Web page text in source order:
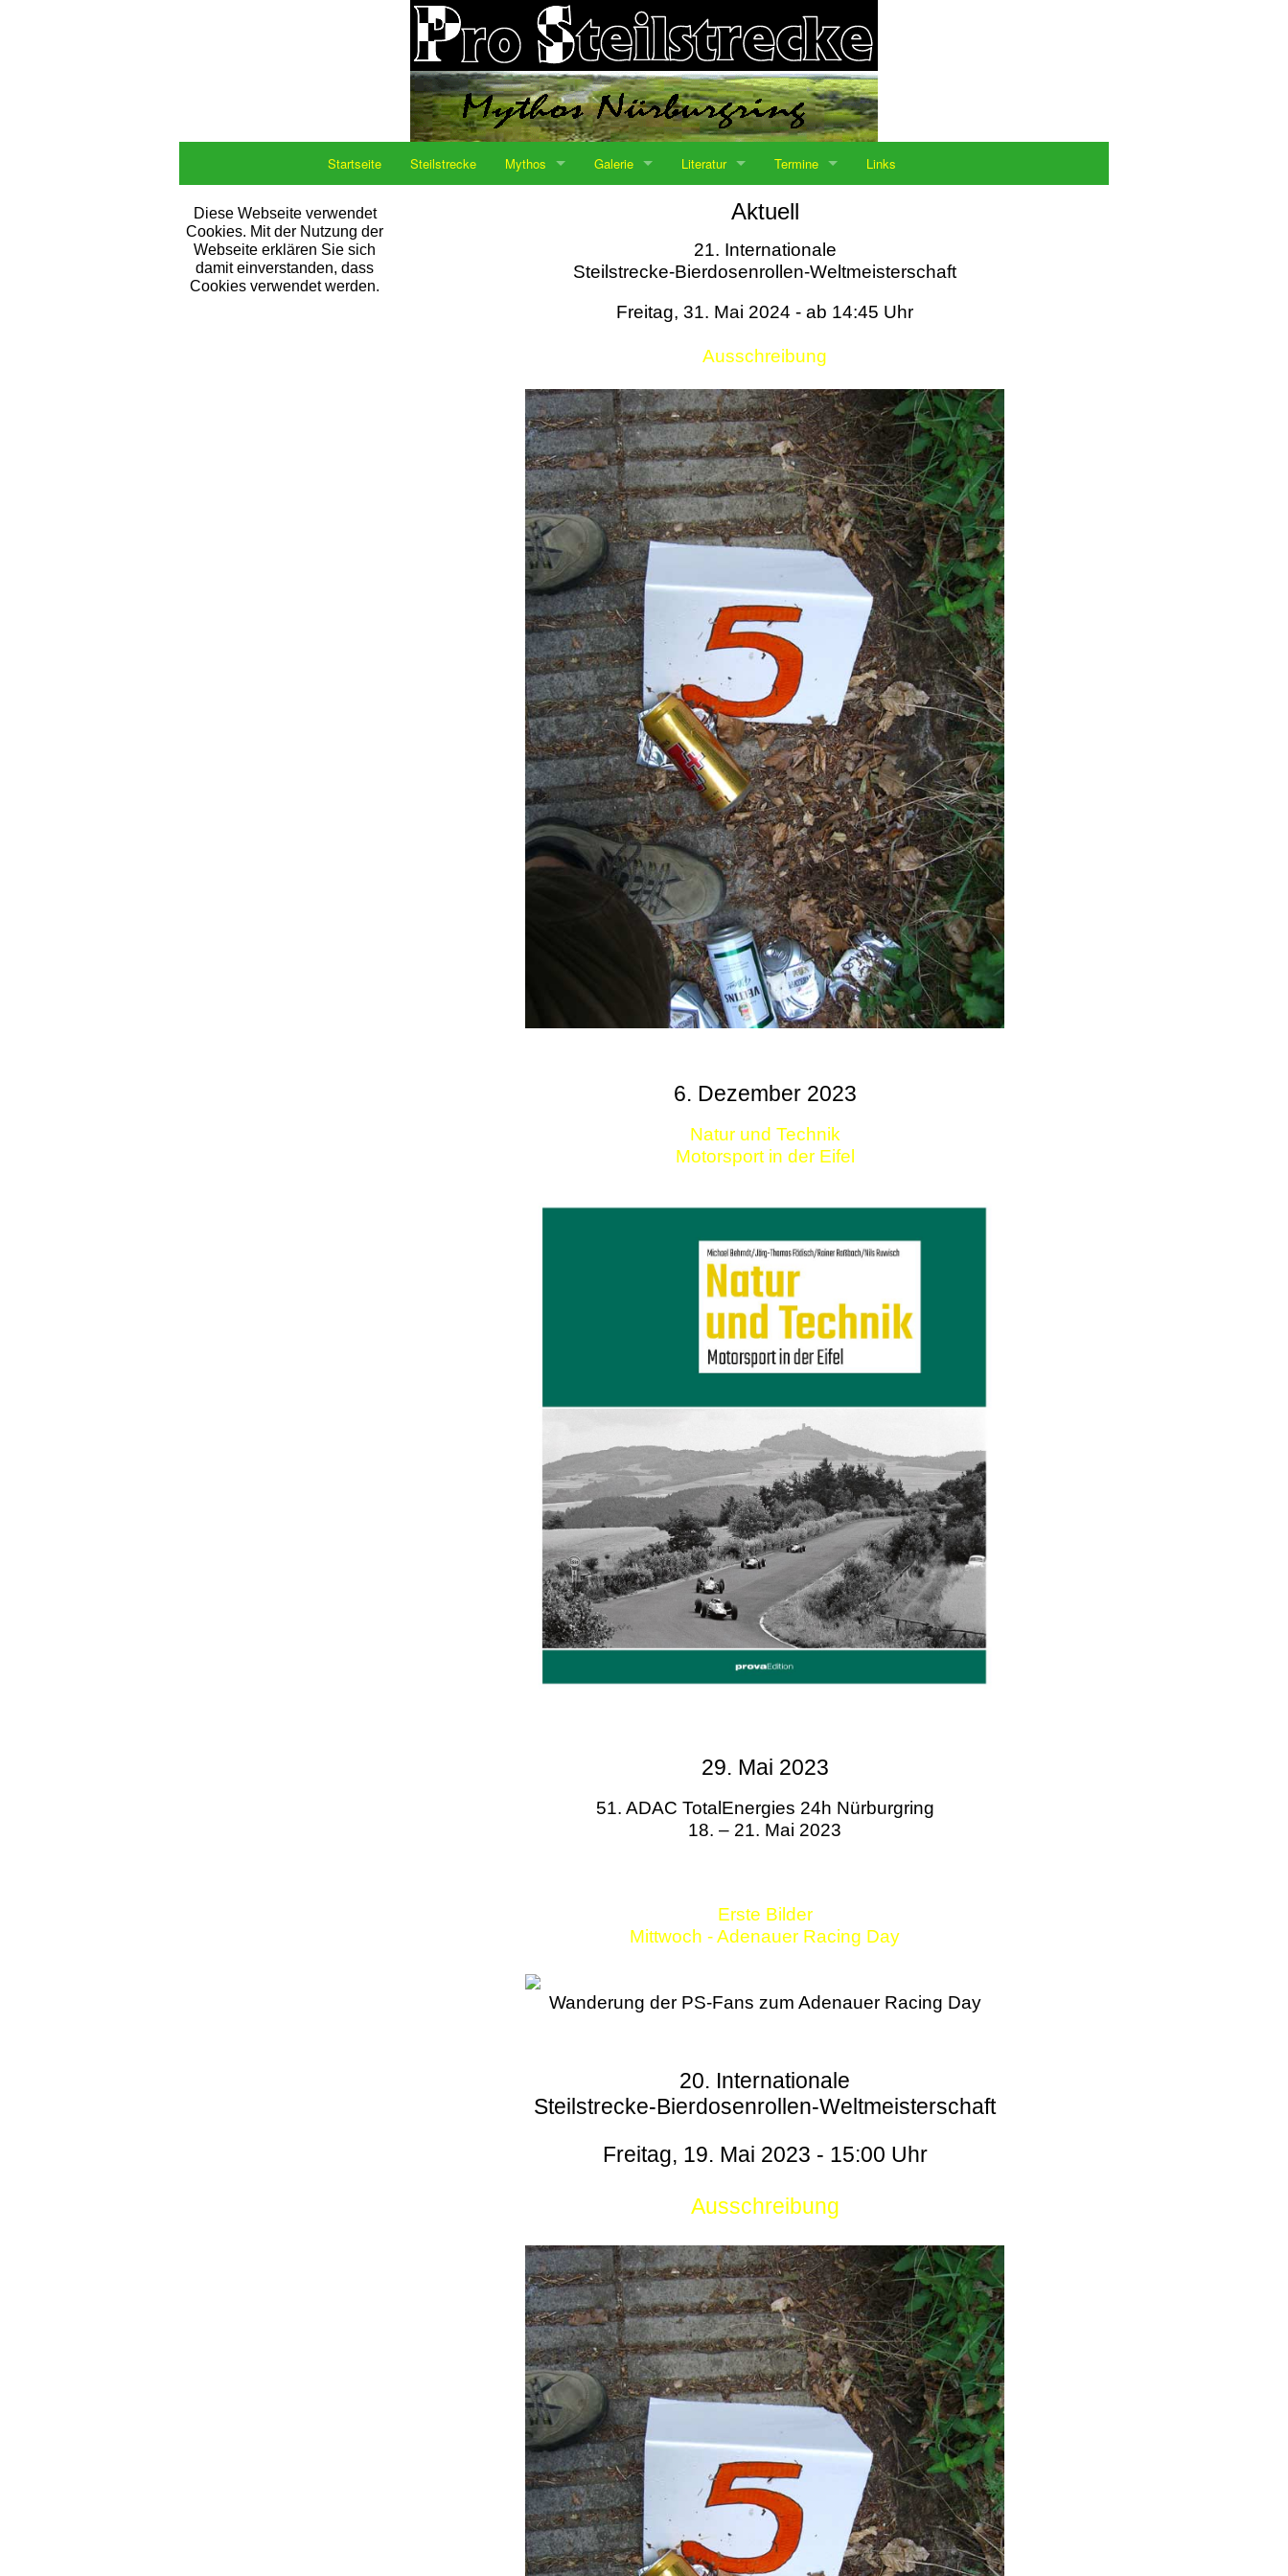
Startseite Steilstrecke Mythos Galerie Literatur Termine Links
Diese Webseite verwendet
Cookies. Mit der Nutzung der
Webseite erklären Sie sich
damit einverstanden, dass
Cookies verwendet werden.
Aktuell
21. Internationale
Steilstrecke-Bierdosenrollen-Weltmeisterschaft
Freitag, 31. Mai 2024 - ab 14:45 Uhr
Ausschreibung
6. Dezember 2023
Natur und Technik
Motorsport in der Eifel
29. Mai 2023
51. ADAC TotalEnergies 24h Nürburgring
18. – 21. Mai 2023
Erste Bilder
Mittwoch - Adenauer Racing Day
Wanderung der PS-Fans zum Adenauer Racing Day
20. Internationale
Steilstrecke-Bierdosenrollen-Weltmeisterschaft
Freitag, 19. Mai 2023 - 15:00 Uhr
Ausschreibung